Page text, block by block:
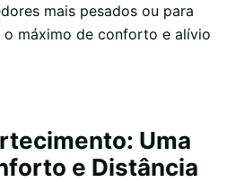
mais pesados ou para
o máximo de conforto e alívio
Uma
e Distância